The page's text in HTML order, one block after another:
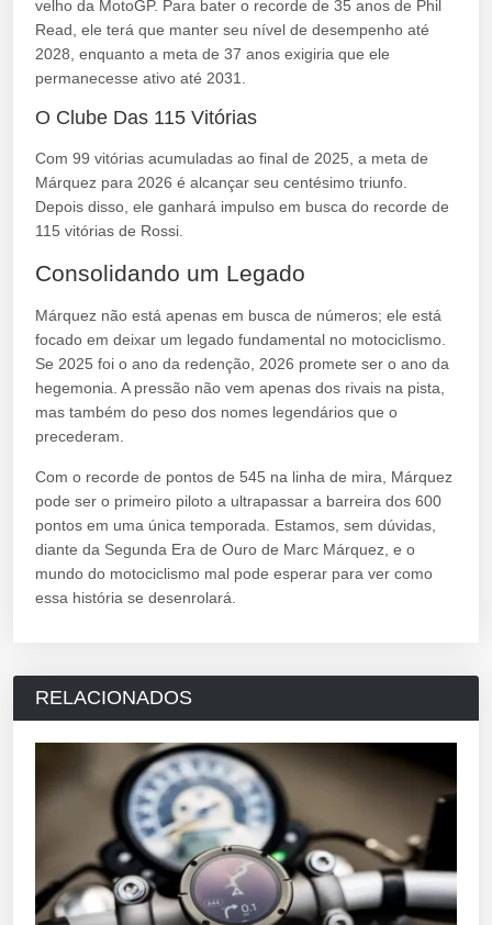
velho da MotoGP. Para bater o recorde de 35 anos de Phil
Read, ele terá que manter seu nível de desempenho até
2028, enquanto a meta de 37 anos exigiria que ele
permanecesse ativo até 2031.
O Clube Das 115 Vitórias
Com 99 vitórias acumuladas ao final de 2025, a meta de
Márquez para 2026 é alcançar seu centésimo triunfo.
Depois disso, ele ganhará impulso em busca do recorde de
115 vitórias de Rossi.
Consolidando um Legado
Márquez não está apenas em busca de números; ele está
focado em deixar um legado fundamental no motociclismo.
Se 2025 foi o ano da redenção, 2026 promete ser o ano da
hegemonia. A pressão não vem apenas dos rivais na pista,
mas também do peso dos nomes legendários que o
precederam.
Com o recorde de pontos de 545 na linha de mira, Márquez
pode ser o primeiro piloto a ultrapassar a barreira dos 600
pontos em uma única temporada. Estamos, sem dúvidas,
diante da Segunda Era de Ouro de Marc Márquez, e o
mundo do motociclismo mal pode esperar para ver como
essa história se desenrolará.
RELACIONADOS